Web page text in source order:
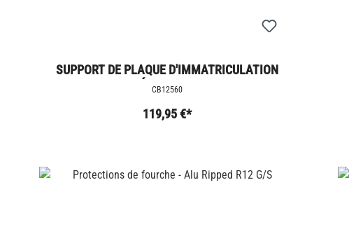
SUPPORT DE PLAQUE D'IMMATRICULATION
LATÉRALE - VARIO
CB12560
119,95 €*